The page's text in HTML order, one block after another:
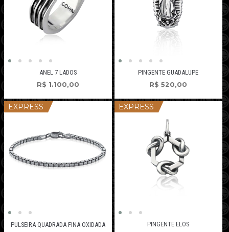
ANEL 7 LADOS
R$ 1.100,00
PINGENTE GUADALUPE
R$ 520,00
EXPRESS
PULSEIRA QUADRADA FINA OXIDADA
EXPRESS
PINGENTE ELOS